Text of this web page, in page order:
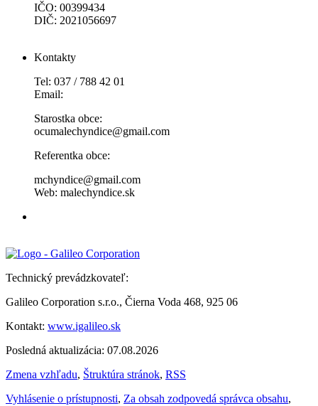
IČO: 00399434
DIČ: 2021056697
Kontakty
Tel: 037 / 788 42 01
Email:
Starostka obce:
ocumalechyndice@gmail.com
Referentka obce:
mchyndice@gmail.com
Web: malechyndice.sk
Technický prevádzkovateľ:
Galileo Corporation s.r.o., Čierna Voda 468, 925 06
Kontakt: www.igalileo.sk
Posledná aktualizácia: 07.08.2026
Zmena vzhľadu, Štruktúra stránok, RSS
Vyhlásenie o prístupnosti, Za obsah zodpovedá správca obsahu,